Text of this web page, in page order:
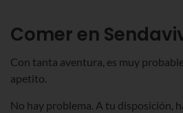
Comer en
Con tanta aventura, es muy
apetito.
No hay problema. A tu disposición,